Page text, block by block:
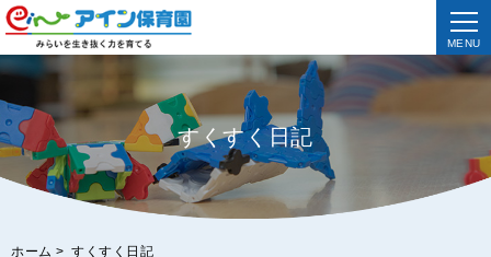
MENU
すくすく日記
ホーム > すくすく日記